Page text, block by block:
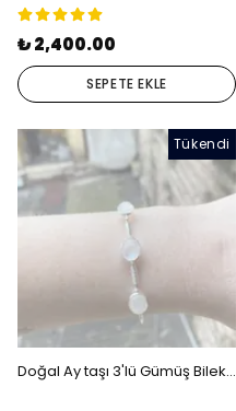
₺ 2,400.00
SEPETE EKLE
Tükendi
Doğal Ay taşı 3'lü Gümüş Bileklik